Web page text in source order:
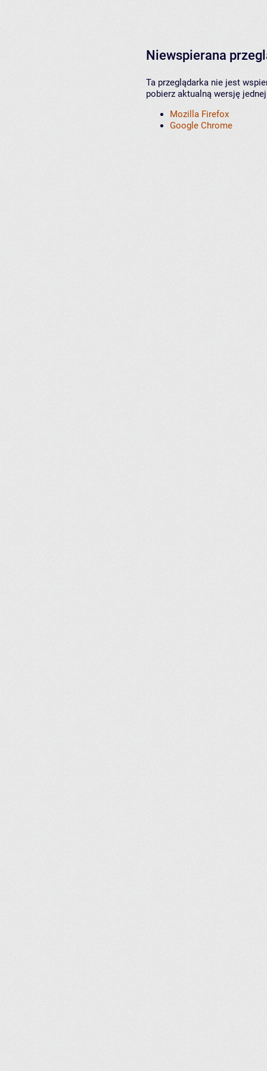
Niewspierana
Ta przeglądarka nie jest
pobierz aktualną wersję
Mozilla Firefox
Google Chrome